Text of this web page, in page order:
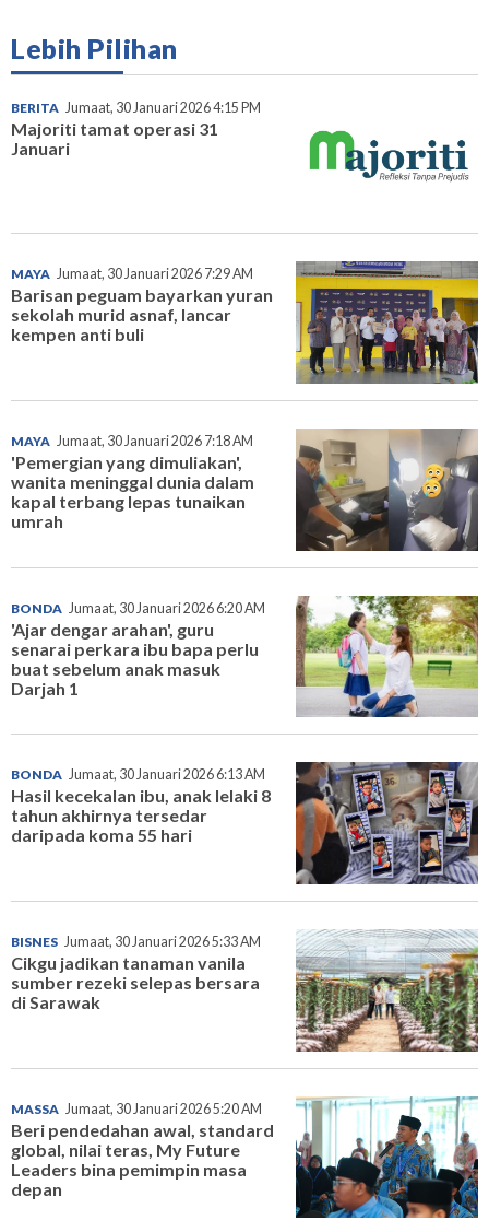
Lebih Pilihan
BERITA Jumaat, 30 Januari 2026 4:15 PM
Majoriti tamat operasi 31
Januari
MAYA Jumaat, 30 Januari 2026 7:29 AM
Barisan peguam bayarkan yuran
sekolah murid asnaf, lancar
kempen anti buli
MAYA Jumaat, 30 Januari 2026 7:18 AM
'Pemergian yang dimuliakan',
wanita meninggal dunia dalam
kapal terbang lepas tunaikan
umrah
BONDA Jumaat, 30 Januari 2026 6:20 AM
'Ajar dengar arahan', guru
senarai perkara ibu bapa perlu
buat sebelum anak masuk
Darjah 1
BONDA Jumaat, 30 Januari 2026 6:13 AM
Hasil kecekalan ibu, anak lelaki 8
tahun akhirnya tersedar
daripada koma 55 hari
BISNES Jumaat, 30 Januari 2026 5:33 AM
Cikgu jadikan tanaman vanila
sumber rezeki selepas bersara
di Sarawak
MASSA Jumaat, 30 Januari 2026 5:20 AM
Beri pendedahan awal, standard
global, nilai teras, My Future
Leaders bina pemimpin masa
depan